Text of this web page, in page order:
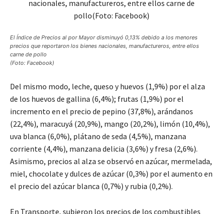
El Índice de Precios al por Mayor disminuyó 0,13% debido a los menores
precios que reportaron los bienes nacionales, manufactureros, entre ellos
carne de pollo
(Foto: Facebook)
Del mismo modo, leche, queso y huevos (1,9%) por el alza
de los huevos de gallina (6,4%); frutas (1,9%) por el
incremento en el precio de pepino (37,8%), arándanos
(22,4%), maracuyá (20,9%), mango (20,2%), limón (10,4%),
uva blanca (6,0%), plátano de seda (4,5%), manzana
corriente (4,4%), manzana delicia (3,6%) y fresa (2,6%).
Asimismo, precios al alza se observó en azúcar, mermelada,
miel, chocolate y dulces de azúcar (0,3%) por el aumento en
el precio del azúcar blanca (0,7%) y rubia (0,2%).
En Transporte, subieron los precios de los combustibles